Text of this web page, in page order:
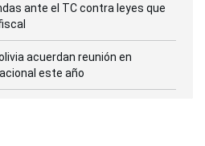
ante el TC contra leyes que
acuerdan reunión en
este año